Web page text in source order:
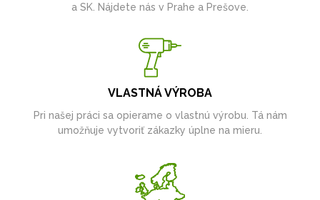
a SK. Nájdete nás v Prahe a Prešove.
VLASTNÁ VÝROBA
Pri našej práci sa opierame o vlastnú výrobu. Tá nám
umožňuje vytvoriť zákazky úplne na mieru.